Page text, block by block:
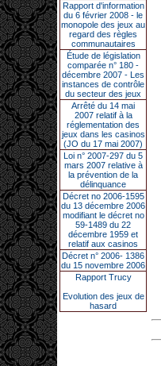
Rapport d'information
du 6 février 2008 - le
monopole des jeux au
regard des règles
communautaires
Étude de législation
comparée n° 180 -
décembre 2007 - Les
instances de contrôle
du secteur des jeux
Arrêté du 14 mai
2007 relatif à la
réglementation des
jeux dans les casinos
(JO du 17 mai 2007)
Loi n° 2007-297 du 5
mars 2007 relative à
la prévention de la
délinquance
Décret no 2006-1595
du 13 décembre 2006
modifiant le décret no
59-1489 du 22
décembre 1959 et
relatif aux casinos
Décret n° 2006- 1386
du 15 novembre 2006
Rapport Trucy
Evolution des jeux de
hasard